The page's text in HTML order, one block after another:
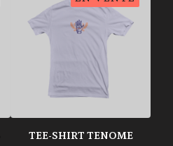
TEE-SHIRT TENOME